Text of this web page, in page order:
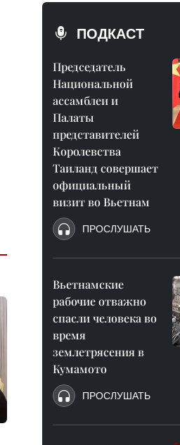
ПОДКАСТ
Председатель
Национальной
ассамблеи и
Палаты
представителей
Королевства
Таиланд совершает
официальный
визит во Вьетнам
ПРОСЛУШАТЬ
Вьетнамские
рабочие отважно
спасли человека во
время
землетрясения в
Кумамото
ПРОСЛУШАТЬ